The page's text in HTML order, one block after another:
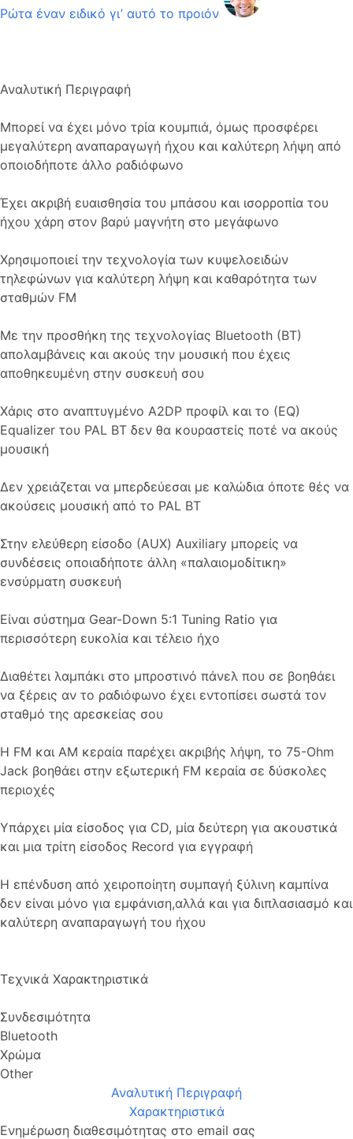
Ρώτα έναν ειδικό γι’ αυτό το προιόν
Αναλυτική Περιγραφή
Μπορεί να έχει μόνο τρία κουμπιά, όμως προσφέρει
μεγαλύτερη αναπαραγωγή ήχου και καλύτερη λήψη από
οποιοδήποτε άλλο ραδιόφωνο
Έχει ακριβή ευαισθησία του μπάσου και ισορροπία του
ήχου χάρη στον βαρύ μαγνήτη στο μεγάφωνο
Χρησιμοποιεί την τεχνολογία των κυψελοειδών
τηλεφώνων για καλύτερη λήψη και καθαρότητα των
σταθμών FM
Με την προσθήκη της τεχνολογίας Bluetooth (BT)
απολαμβάνεις και ακούς την μουσική που έχεις
αποθηκευμένη στην συσκευή σου
Χάρις στο αναπτυγμένο A2DP προφίλ και το (ΕQ)
Εqualizer του PAL BT δεν θα κουραστείς ποτέ να ακούς
μουσική
Δεν χρειάζεται να μπερδεύεσαι με καλώδια όποτε θές να
ακούσεις μουσική από το PAL BT
Στην ελεύθερη είσοδο (ΑUX) Auxiliary μπορείς να
συνδέσεις οποιαδήποτε άλλη «παλαιομοδίτικη»
ενσύρματη συσκευή
Είναι σύστημα Gear-Down 5:1 Tuning Ratio για
περισσότερη ευκολία και τέλειο ήχο
Διαθέτει λαμπάκι στο μπροστινό πάνελ που σε βοηθάει
να ξέρεις αν το ραδιόφωνο έχει εντοπίσει σωστά τον
σταθμό της αρεσκείας σου
Η FM και AM κεραία παρέχει ακριβής λήψη, το 75-Ohm
Jack βοηθάει στην εξωτερική FM κεραία σε δύσκολες
περιοχές
Υπάρχει μία είσοδος για CD, μία δεύτερη για ακουστικά
και μια τρίτη είσοδος Record για εγγραφή
Η επένδυση από χειροποίητη συμπαγή ξύλινη καμπίνα
δεν είναι μόνο για εμφάνιση,αλλά και για διπλασιασμό και
καλύτερη αναπαραγωγή του ήχου
Τεχνικά Χαρακτηριστικά
Συνδεσιμότητα
Bluetooth
Χρώμα
Other
Αναλυτική Περιγραφή
Χαρακτηριστικά
Ενημέρωση διαθεσιμότητας στο email σας